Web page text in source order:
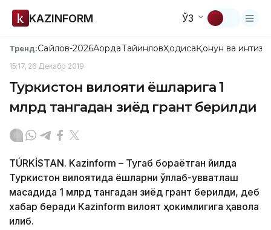
KAZINFORM ЎЗ
Тренд:Сайлов-2026АқордаТайинловҲодисаҚонун ва
15:17, 26 Декабр 2019
Туркистон вилояти ёшларига 1
млрд тангадан зиёд грант берилди
TÚRKİSTAN. Kazinform – Тугаб бораётган йилда
Туркистон вилоятида ёшларни қўллаб-қувватлаш
мақсадида 1 млрд тангадан зиёд грант берилди, деб
хабар беради Kazinform вилоят ҳокимлигига ҳавола
қилиб.